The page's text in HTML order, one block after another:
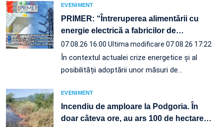
EVENIMENT
PRIMER: “Întreruperea alimentării cu
energie electrică a fabricilor de…
07.08.26 16:00 Ultima modificare 07.08.26 17:22
În contextul actualei crize energetice și al
posibilității adoptării unor măsuri de…
EVENIMENT
Incendiu de amploare la Podgoria. În
doar câteva ore, au ars 100 de hectare…